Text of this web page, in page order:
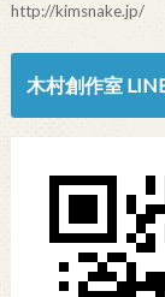
http://kimsnake.jp/
木村創作室